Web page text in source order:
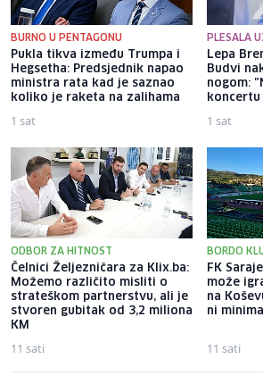
BURNO U PENTAGONU
Pukla tikva između Trumpa i
Hegsetha: Predsjednik napao
ministra rata kad je saznao
koliko je raketa na zalihama
1 sat
PLESALA
Lepa
Budvi
nogom:
koncertu
1 sat
ODBOR ZA HITNOST
Čelnici Željezničara za Klix.ba:
Možemo različito misliti o
strateškom partnerstvu, ali je
stvoren gubitak od 3,2 miliona
KM
11 sati
BORDO
FK
može
na
ni
11 sati